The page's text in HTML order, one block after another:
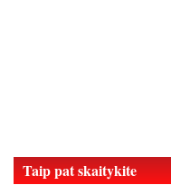
Taip pat skaitykite